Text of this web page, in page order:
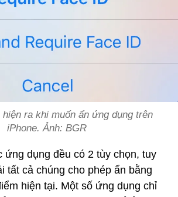
ra khi muốn ẩn ứng dụng trên
iPhone. Ảnh: BGR
ứng dụng đều có 2 tùy chọn, tuy
tất cả chúng cho phép ẩn bằng
hiện tại. Một số ứng dụng chỉ